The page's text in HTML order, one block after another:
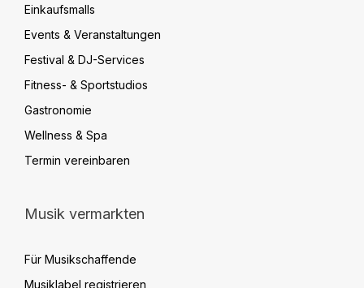
Einkaufsmalls
Events & Veranstaltungen
Festival & DJ-Services
Fitness- & Sportstudios
Gastronomie
Wellness & Spa
Termin vereinbaren
Musik vermarkten
Für Musikschaffende
Musiklabel registrieren